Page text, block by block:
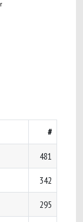
#
481
342
295